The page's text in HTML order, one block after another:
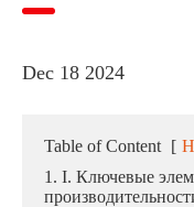
Dec 18 2024
Table of Content [
1. I. Ключевые